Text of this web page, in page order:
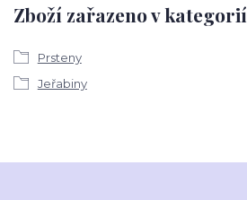
Zboží zařazeno v
Prsteny
Jeřabiny